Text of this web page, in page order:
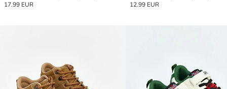
17.99 EUR
12.99 EUR